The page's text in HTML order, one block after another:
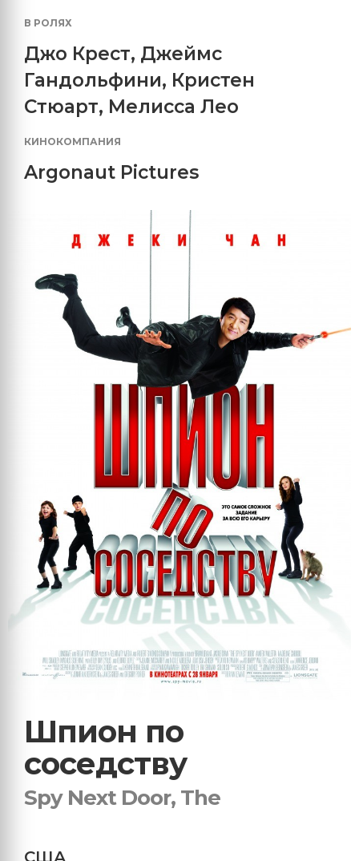
В РОЛЯХ
Джо Крест, Джеймс
Гандольфини, Кристен
Стюарт, Мелисса Лео
КИНОКОМПАНИЯ
Argonaut Pictures
Шпион по
соседству
Spy Next Door, The
США